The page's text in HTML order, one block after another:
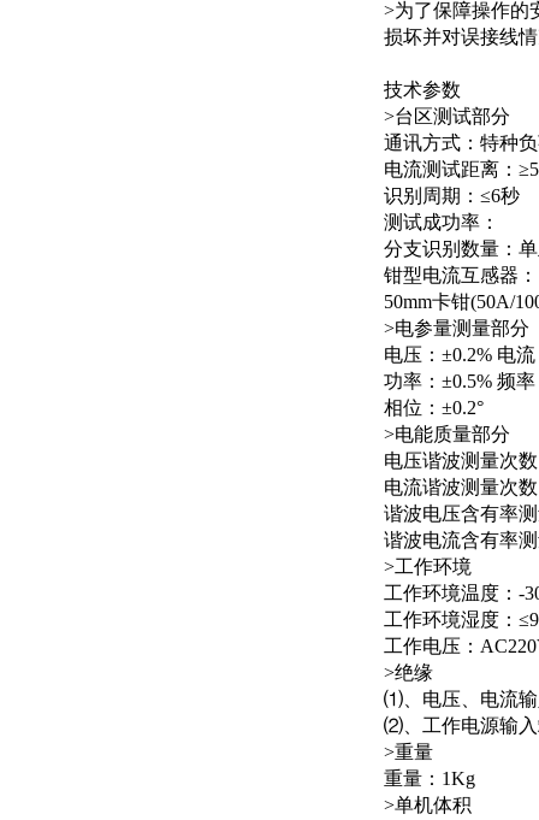
>为了保障操作的
损坏并对误接线
技术参数
>台区测试部分
通讯方式：特种
电流测试距离：
识别周期：≤6秒
测试成功率：
分支识别数量：
钳型电流互感器
50mm卡钳(50A/
>电参量测量部分
电压：±0.2% 电
功率：±0.5% 频
相位：±0.2°
>电能质量部分
电压谐波测量次
电流谐波测量次
谐波电压含有率
谐波电流含有率
>工作环境
工作环境温度：-
工作环境湿度：
工作电压：
>绝缘
⑴、电压、电流输
⑵、工作电源输入
>重量
重量：1Kg
>单机体积